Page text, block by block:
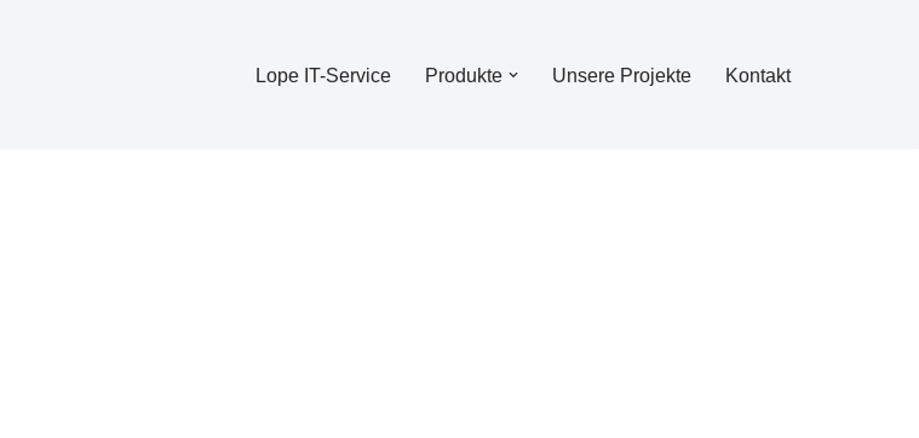
Lope IT-Service Produkte Unsere Projekte Kontakt